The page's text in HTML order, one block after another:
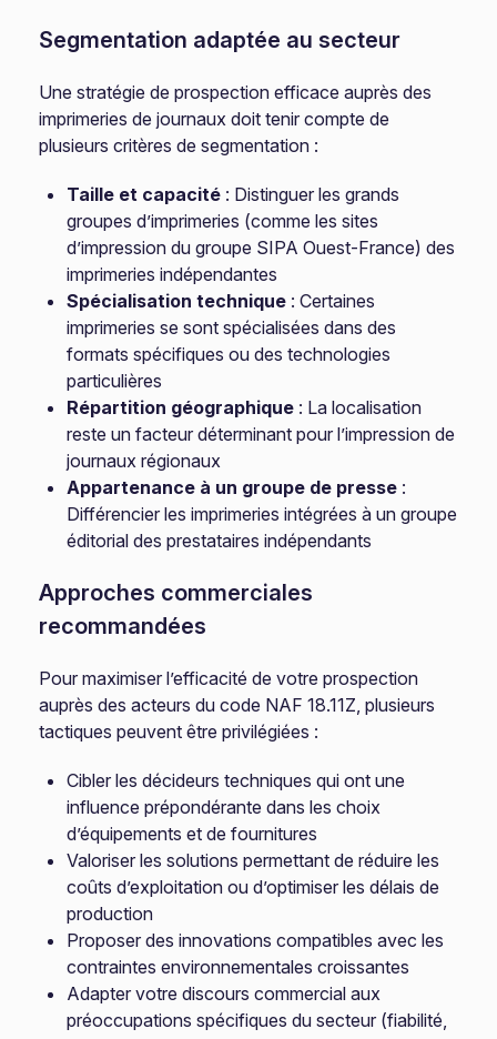
Segmentation adaptée au secteur
Une stratégie de prospection efficace auprès des
imprimeries de journaux doit tenir compte de
plusieurs critères de segmentation :
Taille et capacité : Distinguer les grands
groupes d’imprimeries (comme les sites
d’impression du groupe SIPA Ouest-France) des
imprimeries indépendantes
Spécialisation technique : Certaines
imprimeries se sont spécialisées dans des
formats spécifiques ou des technologies
particulières
Répartition géographique : La localisation
reste un facteur déterminant pour l’impression de
journaux régionaux
Appartenance à un groupe de presse :
Différencier les imprimeries intégrées à un groupe
éditorial des prestataires indépendants
Approches commerciales
recommandées
Pour maximiser l’efficacité de votre prospection
auprès des acteurs du code NAF 18.11Z, plusieurs
tactiques peuvent être privilégiées :
Cibler les décideurs techniques qui ont une
influence prépondérante dans les choix
d’équipements et de fournitures
Valoriser les solutions permettant de réduire les
coûts d’exploitation ou d’optimiser les délais de
production
Proposer des innovations compatibles avec les
contraintes environnementales croissantes
Adapter votre discours commercial aux
préoccupations spécifiques du secteur (fiabilité,